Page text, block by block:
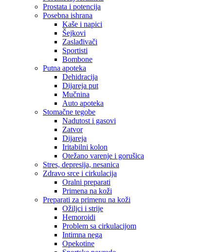
Prostata i potencija
Posebna ishrana
Kaše i napici
Šejkovi
Zaslađivači
Sportisti
Bombone
Putna apoteka
Dehidracija
Dijareja put
Mučnina
Auto apoteka
Stomačne tegobe
Nadutost i gasovi
Zatvor
Dijareja
Iritabilni kolon
Otežano varenje i gorušica
Stres, depresija, nesanica
Zdravo srce i cirkulacija
Oralni preparati
Primena na koži
Preparati za primenu na koži
Ožiljci i strije
Hemoroidi
Problem sa cirkulacijom
Intimna nega
Opekotine